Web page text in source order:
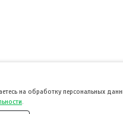
на обработку персональных